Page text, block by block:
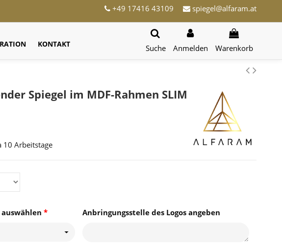
+49 17416 43109 spiegel@alfaram.at
KONTAKT Suche Anmelden Warenkorb
Spiegel im MDF-Rahmen SLIM
10 Arbeitstage
* Anbringungsstelle des Logos angeben